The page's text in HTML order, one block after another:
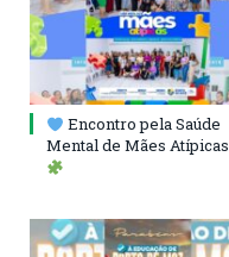
Encontro pela Saúde
Mental de Mães Atípicas